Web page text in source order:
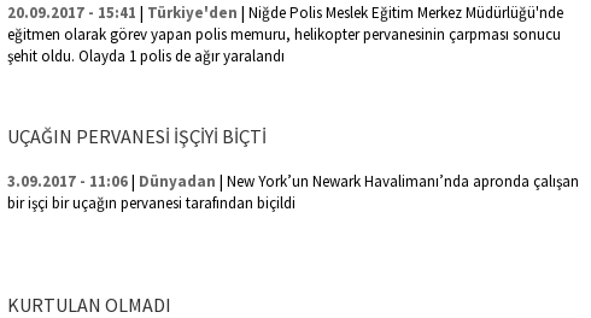
20.09.2017 - 15:41 | Türkiye'den | Niğde Polis Meslek Eğitim Merkez Müdürlüğü'nde
eğitmen olarak görev yapan polis memuru, helikopter pervanesinin çarpması sonucu
şehit oldu. Olayda 1 polis de ağır yaralandı
UÇAĞIN PERVANESİ İŞÇİYİ BİÇTİ
3.09.2017 - 11:06| Dünyadan | New York’un Newark Havalimanı’nda apronda çalışan
bir işçi bir uçağın pervanesi tarafından biçildi
KURTULAN OLMADI